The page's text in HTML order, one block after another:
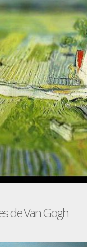
de Van Gogh